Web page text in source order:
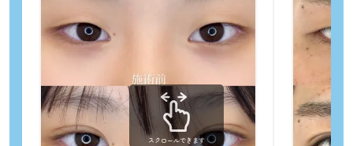
スクロールできます